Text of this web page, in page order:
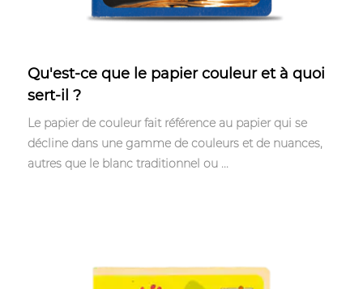
Qu'est-ce que le papier couleur et à quoi
sert-il ?
Le papier de couleur fait référence au papier qui se
décline dans une gamme de couleurs et de nuances,
autres que le blanc traditionnel ou ...